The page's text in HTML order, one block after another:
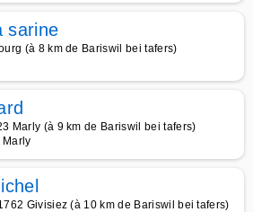
sarine
(à 8 km de Bariswil bei tafers)
Marly (à 9 km de Bariswil bei tafers)
Givisiez (à 10 km de Bariswil bei tafers)